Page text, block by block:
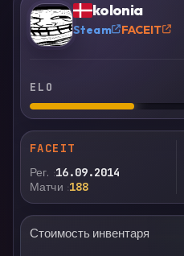
? kolonia
Steam FACEIT
ELO
FACEIT
Рег. 16.09.2014
Матчи 188
Стоимость инвентаря